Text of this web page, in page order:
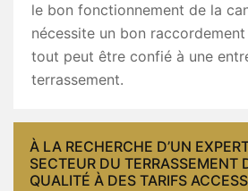
le bon fonctionnement de la
nécessite un bon
tout peut être confié à une
terrassement.
À LA RECHERCHE D’UN
SECTEUR DU TERRASSEMENT
QUALITÉ À DES TARIFS